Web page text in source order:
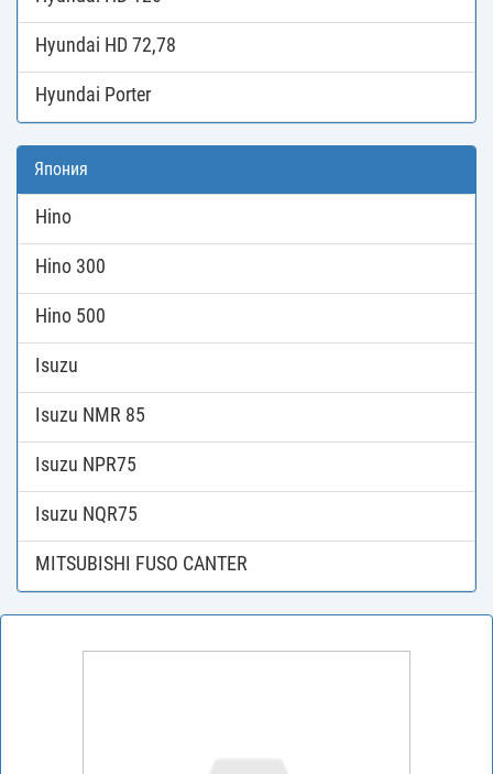
Hyundai HD 72,78
Hyundai Porter
Япония
Hino
Hino 300
Hino 500
Isuzu
Isuzu NMR 85
Isuzu NPR75
Isuzu NQR75
MITSUBISHI FUSO CANTER